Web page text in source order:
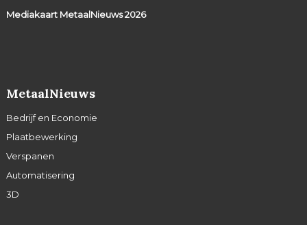
Mediakaart MetaalNieuws2026
MetaalNieuws
Bedrijf en Economie
Plaatbewerking
Verspanen
Automatisering
3D